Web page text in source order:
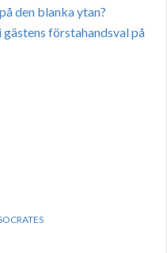
den blanka ytan?
förstahandsval på